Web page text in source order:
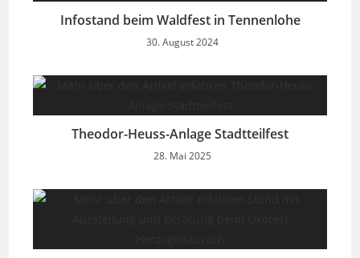
Infostand beim Waldfest in Tennenlohe
30. August 2024
Theodor-Heuss-Anlage Stadtteilfest
28. Mai 2025